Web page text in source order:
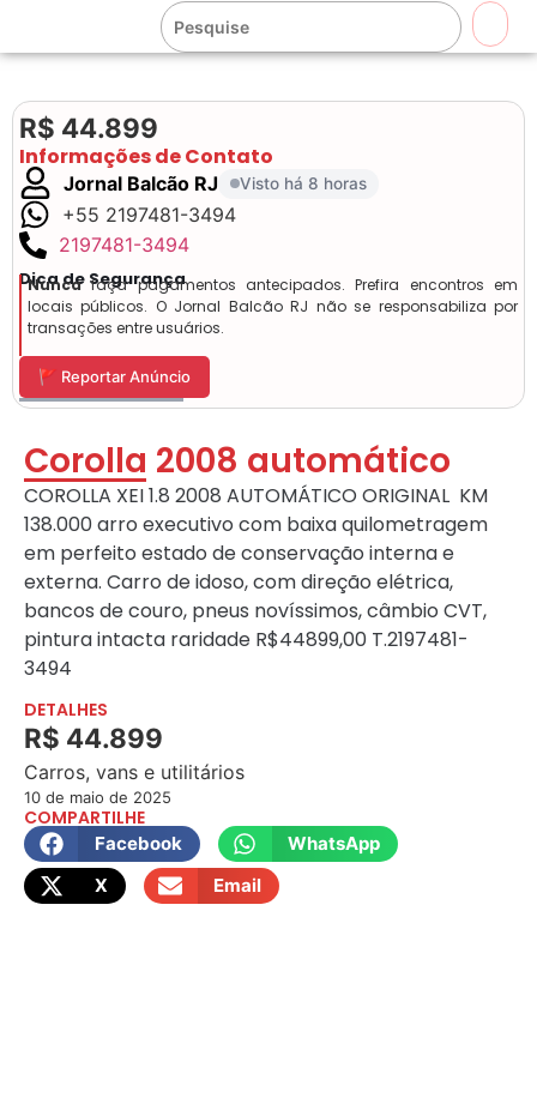
R$ 44.899
Informações de Contato
Jornal Balcão RJ Visto há 8 horas
+55 2197481-3494
2197481-3494
Dica de Segurança
Nuncafaça pagamentos antecipados. Prefira encontros em
locais públicos. O Jornal Balcão RJ não se responsabiliza por
transações entre usuários.
🚩 Reportar Anúncio
Corolla 2008 automático
COROLLA XEI 1.8 2008 AUTOMÁTICO ORIGINAL KM
138.000arro executivo com baixa quilometragem
em perfeito estado de conservação interna e
externa. Carro de idoso, com direção elétrica,
bancos de couro, pneus novíssimos, câmbio CVT,
pintura intacta raridade R$44899,00 T.2197481-
3494
DETALHES
R$ 44.899
Carros, vans e utilitários
10 de maio de 2025
COMPARTILHE
Facebook
WhatsApp
X
Email